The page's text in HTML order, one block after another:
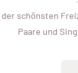
schönsten
Paare und